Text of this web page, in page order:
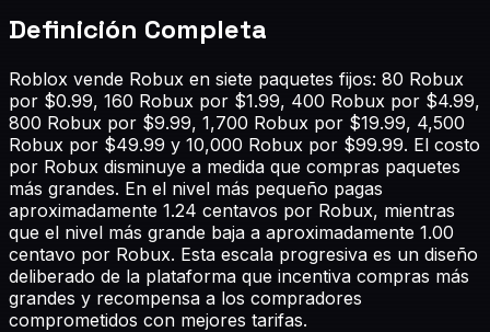
Definición Completa
Roblox vende Robux en siete paquetes fijos: 80 Robux
por $0.99, 160 Robux por $1.99, 400 Robux por $4.99,
800 Robux por $9.99, 1,700 Robux por $19.99, 4,500
Robux por $49.99 y 10,000 Robux por $99.99. El costo
por Robux disminuye a medida que compras paquetes
más grandes. En el nivel más pequeño pagas
aproximadamente 1.24 centavos por Robux, mientras
que el nivel más grande baja a aproximadamente 1.00
centavo por Robux. Esta escala progresiva es un diseño
deliberado de la plataforma que incentiva compras más
grandes y recompensa a los compradores
comprometidos con mejores tarifas.